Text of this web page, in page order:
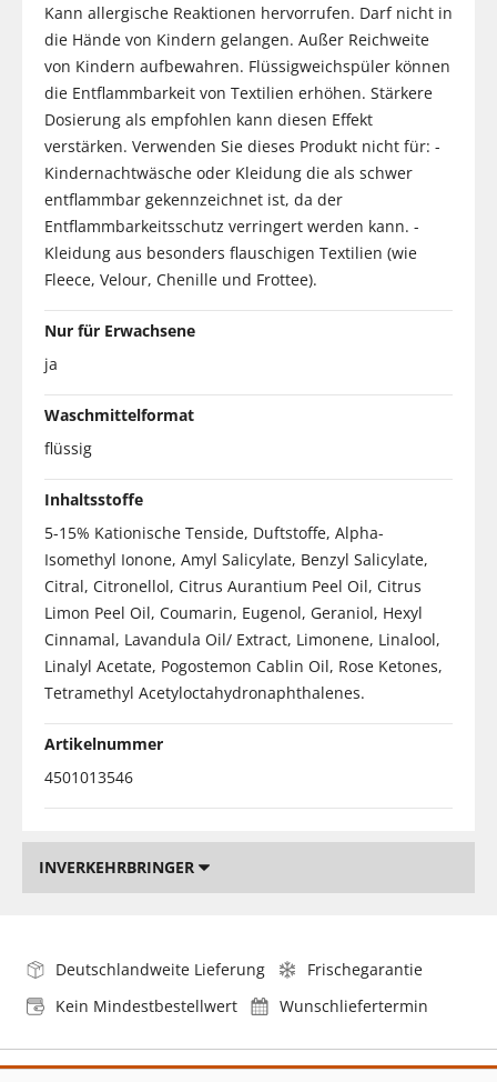
Kann allergische Reaktionen hervorrufen. Darf nicht in
die Hände von Kindern gelangen. Außer Reichweite
von Kindern aufbewahren. Flüssigweichspüler können
die Entflammbarkeit von Textilien erhöhen. Stärkere
Dosierung als empfohlen kann diesen Effekt
verstärken. Verwenden Sie dieses Produkt nicht für: -
Kindernachtwäsche oder Kleidung die als schwer
entflammbar gekennzeichnet ist, da der
Entflammbarkeitsschutz verringert werden kann. -
Kleidung aus besonders flauschigen Textilien (wie
Fleece, Velour, Chenille und Frottee).
Nur für Erwachsene
ja
Waschmittelformat
flüssig
Inhaltsstoffe
5-15% Kationische Tenside, Duftstoffe, Alpha-
Isomethyl Ionone, Amyl Salicylate, Benzyl Salicylate,
Citral, Citronellol, Citrus Aurantium Peel Oil, Citrus
Limon Peel Oil, Coumarin, Eugenol, Geraniol, Hexyl
Cinnamal, Lavandula Oil/ Extract, Limonene, Linalool,
Linalyl Acetate, Pogostemon Cablin Oil, Rose Ketones,
Tetramethyl Acetyloctahydronaphthalenes.
Artikelnummer
4501013546
INVERKEHRBRINGER
Deutschlandweite Lieferung
Frischegarantie
Kein Mindestbestellwert
Wunschliefertermin